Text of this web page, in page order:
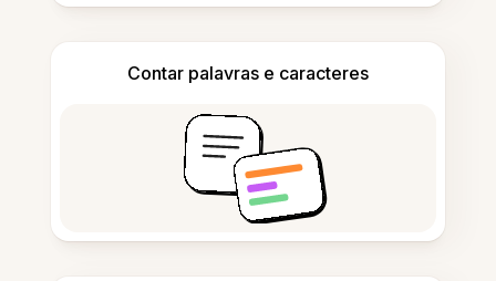
Contar palavras e caracteres